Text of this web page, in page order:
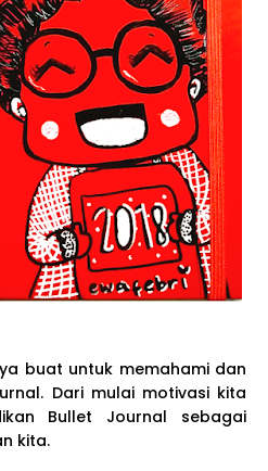
buat untuk memahami dan
Dari mulai motivasi kita
Bullet Journal sebagai
kita.